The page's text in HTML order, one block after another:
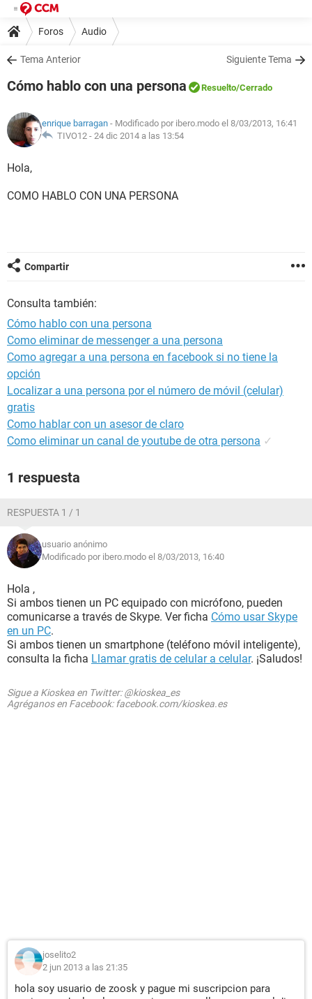
Foros Audio
Tema Anterior Siguiente Tema
Cómo hablo con una persona Resuelto/Cerrado
enrique barragan - Modificado por ibero.modo el 8/03/2013, 16:41
TIVO12 - 24 dic 2014 a las 13:54
Hola,
COMO HABLO CON UNA PERSONA
Compartir
Consulta también:
Cómo hablo con una persona
Como eliminar de messenger a una persona
Como agregar a una persona en facebook si no tiene la
opción
Localizar a una persona por el número de móvil (celular)
gratis
Como hablar con un asesor de claro
Como eliminar un canal de youtube de otra persona ✓
1 respuesta
RESPUESTA 1 / 1
usuario anónimo
Modificado por ibero.modo el 8/03/2013, 16:40
Hola ,
Si ambos tienen un PC equipado con micrófono, pueden
comunicarse a través de Skype. Ver ficha Cómo usar Skype
en un PC.
Si ambos tienen un smartphone (teléfono móvil inteligente),
consulta la ficha Llamar gratis de celular a celular. ¡Saludos!
Sigue a Kioskea en Twitter: @kioskea_es
Agréganos en Facebook: facebook.com/kioskea.es
joselito2
2 jun 2013 a las 21:35
hola soy usuario de zoosk y pague mi suscripcion para